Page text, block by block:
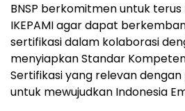
BNSP berkomitmen untuk terus
IKEPAMI agar dapat
sertifikasi dalam kolaborasi
menyiapkan Standar
Sertifikasi yang relevan
untuk mewujudkan Indonesia